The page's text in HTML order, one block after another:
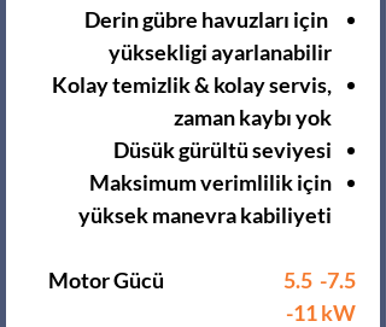
Derin gübre havuzları için
yüksekligi ayarlanabilir
Kolay temizlik & kolay servis,
zaman kaybı yok
Düsük gürültü seviyesi
Maksimum verimlilik için
yüksek manevra kabiliyeti
Motor Gücü 5.5 -7.5
-11 kW